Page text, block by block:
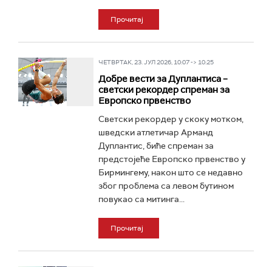
Прочитај
ЧЕТВРТАК, 23. ЈУЛ 2026, 10:07 -> 10:25
Добре вести за Дуплантиса –
светски рекордер спреман за
Европско првенство
Светски рекордер у скоку мотком,
шведски атлетичар Арманд
Дуплантис, биће спреман за
предстојеће Европско првенство у
Бирмингему, након што се недавно
због проблема са левом бутином
повукао са митинга...
Прочитај